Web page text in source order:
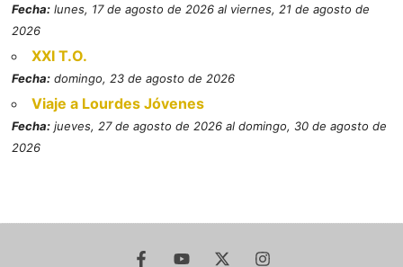
Fecha: lunes, 17 de agosto de 2026 al viernes, 21 de agosto de
2026
XXI T.O.
Fecha: domingo, 23 de agosto de 2026
Viaje a Lourdes Jóvenes
Fecha: jueves, 27 de agosto de 2026 al domingo, 30 de agosto de
2026